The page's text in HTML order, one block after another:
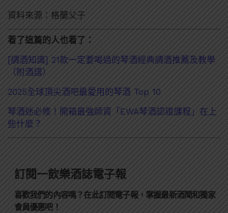
資料來源：格蘭父子
看了這篇的人也看了：
[調酒知識] 21款一定要喝過的琴酒經典調酒推薦及教學
（附酒譜）
2025全球頂尖酒吧最愛用的琴酒 Top 10
琴酒迷必修！開箱最強師資「EWA琴酒認證課程」在上
些什麼？
訂閱一飲樂酒誌電子報
喜歡我們的內容嗎？在此訂閱電子報，掌握最新酒聞和獨家
會員優惠吧！